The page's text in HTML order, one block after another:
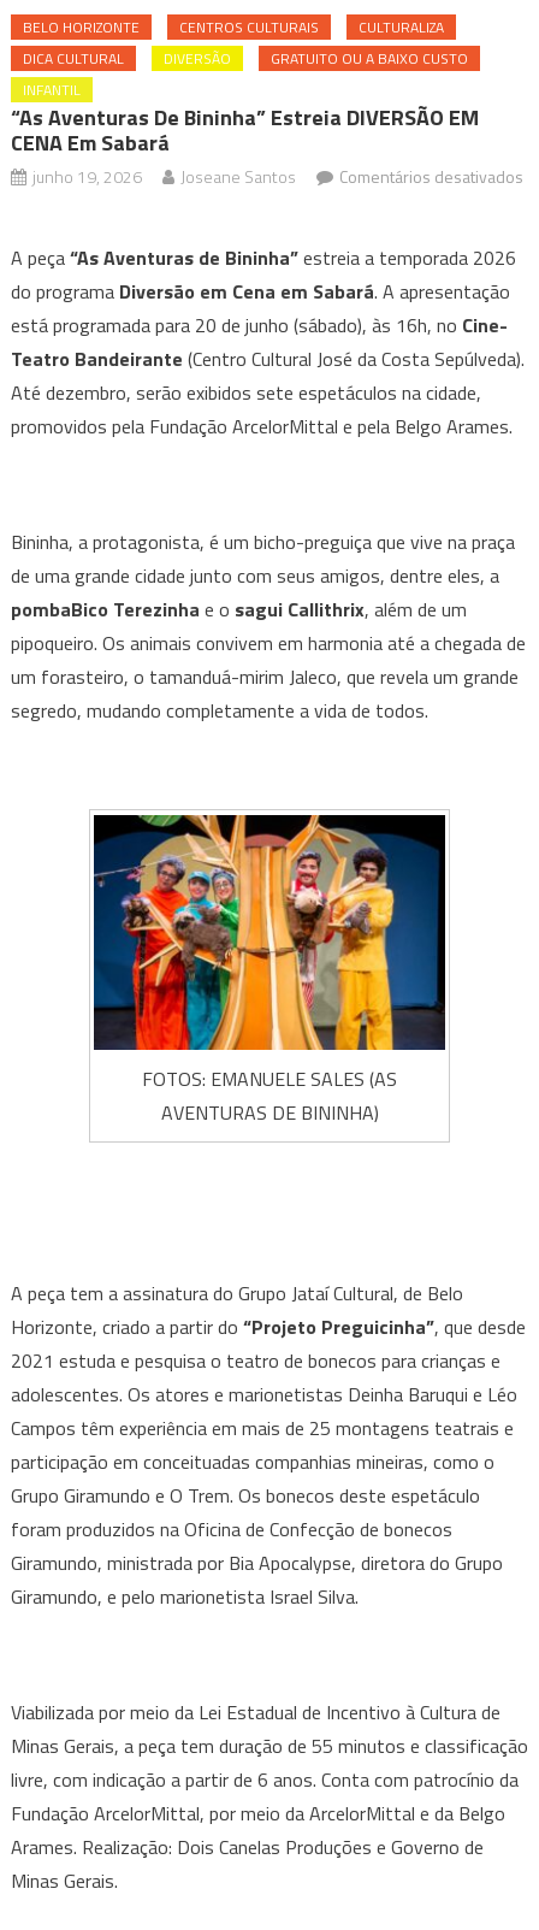
BELO HORIZONTE CENTROS CULTURAIS
CULTURALIZA
DICA CULTURAL
DIVERSÃO
GRATUITO OU A BAIXO CUSTO
INFANTIL
“As Aventuras De Bininha” Estreia DIVERSÃO EM
CENA Em Sabará
junho 19, 2026 Joseane Santos
Comentários desativados
aventuras
de
Bininha”
estreia
DIVERSÃO
EM
A peça“As Aventuras de Bininha”estreia a temporada 2026
do programa Diversão em Cena em Sabará. A apresentação
está programada para 20 de junho (sábado), às 16h, no Cine-
Teatro Bandeirante (Centro Cultural José da Costa Sepúlveda).
Até dezembro, serão exibidos sete espetáculos na cidade,
promovidos pela Fundação ArcelorMittal e pela Belgo Arames.
Bininha, a protagonista, é um bicho-preguiça que vive na praça
de uma grande cidade junto com seus amigos, dentre eles, a
pombaBico Terezinha e o sagui Callithrix, além de um
pipoqueiro. Os animais convivem em harmonia até a chegada de
um forasteiro, o tamanduá-mirim Jaleco, que revela um grande
segredo, mudando completamente a vida de todos.
FOTOS: EMANUELE SALES (AS
AVENTURAS DE BININHA)
A peça tem a assinatura do Grupo Jataí Cultural, de Belo
Horizonte, criado a partir do “Projeto Preguicinha”, que desde
2021 estuda e pesquisa o teatro de bonecos para crianças e
adolescentes. Os atores e marionetistas Deinha Baruqui e Léo
Campos têm experiência em mais de 25 montagens teatrais e
participação em conceituadas companhias mineiras, como o
Grupo Giramundo e O Trem. Os bonecos deste espetáculo
foram produzidos na Oficina de Confecção de bonecos
Giramundo, ministrada por Bia Apocalypse, diretora do Grupo
Giramundo, e pelo marionetista Israel Silva.
Viabilizada por meio da Lei Estadual de Incentivo à Cultura de
Minas Gerais, a peça tem duração de 55 minutos e classificação
livre, com indicação a partir de 6 anos. Conta com patrocínio da
Fundação ArcelorMittal, por meio da ArcelorMittal e da Belgo
Arames. Realização: Dois Canelas Produções e Governo de
Minas Gerais.